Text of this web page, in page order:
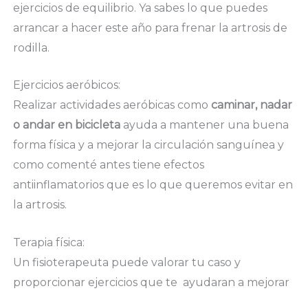
ejercicios de equilibrio. Ya sabes lo que puedes
arrancar a hacer este año para frenar la artrosis de
rodilla.
Ejercicios aeróbicos:
Realizar actividades aeróbicas como caminar, nadar
o andar en bicicleta ayuda a mantener una buena
forma física y a mejorar la circulación sanguínea y
como comenté antes tiene efectos
antiinflamatorios que es lo que queremos evitar en
la artrosis.
Terapia física:
Un fisioterapeuta puede valorar tu caso y
proporcionar ejercicios que te ayudaran a mejorar